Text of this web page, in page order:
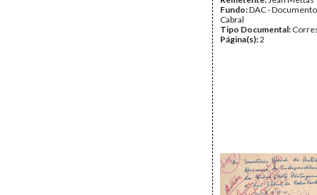
Fundo:DAC -
Cabral
Tipo Documental:
Página(s):2